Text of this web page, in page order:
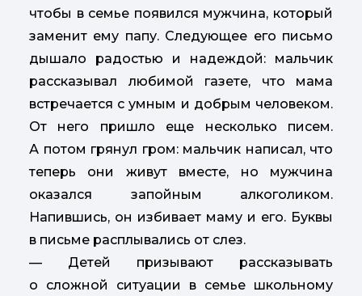
чтобы в семье появился мужчина, который
заменит ему папу. Следующее его письмо
дышало радостью и надеждой: мальчик
рассказывал любимой газете, что мама
встречается с умным и добрым человеком.
От него пришло еще несколько писем.
А потом грянул гром: мальчик написал, что
теперь они живут вместе, но мужчина
оказался запойным алкоголиком.
Напившись, он избивает маму и его. Буквы
в письме расплывались от слез.
— Детей призывают рассказывать
о сложной ситуации в семье школьному